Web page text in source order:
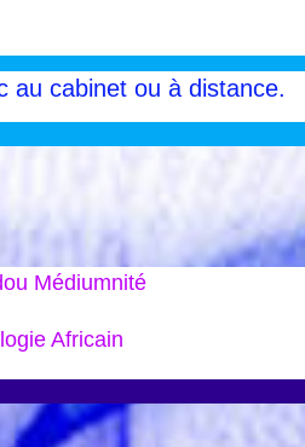
au cabinet ou à distance.
Médiumnité
Africain